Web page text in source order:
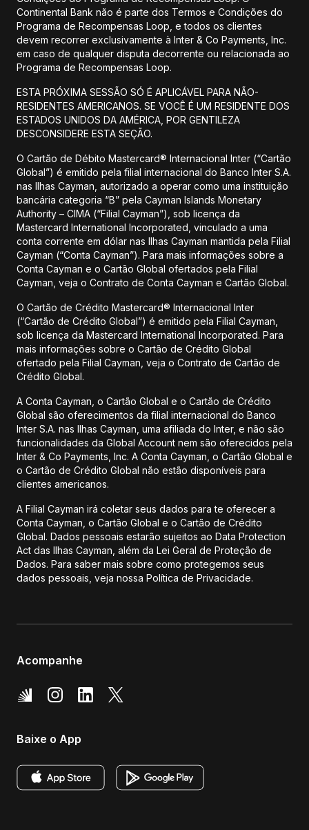
Continental Bank não é parte dos Termos e Condições do
Programa de Recompensas Loop, e todos os clientes
devem recorrer exclusivamente à Inter & Co Payments, Inc.
em caso de qualquer disputa decorrente ou relacionada ao
Programa de Recompensas Loop.
ESTA PRÓXIMA SESSÃO SÓ É APLICÁVEL PARA NÃO-
RESIDENTES AMERICANOS. SE VOCÊ É UM RESIDENTE DOS
ESTADOS UNIDOS DA AMÉRICA, POR GENTILEZA
DESCONSIDERE ESTA SEÇÃO.
O Cartão de Débito Mastercard® Internacional Inter (“Cartão
Global”) é emitido pela filial internacional do Banco Inter S.A.
nas Ilhas Cayman, autorizado a operar como uma instituição
bancária categoria “B” pela Cayman Islands Monetary
Authority – CIMA (“Filial Cayman”), sob licença da
Mastercard International Incorporated, vinculado a uma
conta corrente em dólar nas Ilhas Cayman mantida pela Filial
Cayman (“Conta Cayman”). Para mais informações sobre a
Conta Cayman e o Cartão Global ofertados pela Filial
Cayman, veja o Contrato de Conta Cayman e Cartão Global.
O Cartão de Crédito Mastercard® Internacional Inter
(“Cartão de Crédito Global”) é emitido pela Filial Cayman,
sob licença da Mastercard International Incorporated. Para
mais informações sobre o Cartão de Crédito Global
ofertado pela Filial Cayman, veja o Contrato de Cartão de
Crédito Global.
A Conta Cayman, o Cartão Global e o Cartão de Crédito
Global são oferecimentos da filial internacional do Banco
Inter S.A. nas Ilhas Cayman, uma afiliada do Inter, e não são
funcionalidades da Global Account nem são oferecidos pela
Inter & Co Payments, Inc. A Conta Cayman, o Cartão Global e
o Cartão de Crédito Global não estão disponíveis para
clientes americanos.
A Filial Cayman irá coletar seus dados para te oferecer a
Conta Cayman, o Cartão Global e o Cartão de Crédito
Global. Dados pessoais estarão sujeitos ao Data Protection
Act das Ilhas Cayman, além da Lei Geral de Proteção de
Dados. Para saber mais sobre como protegemos seus
dados pessoais, veja nossa Política de Privacidade.
Acompanhe
Baixe o App